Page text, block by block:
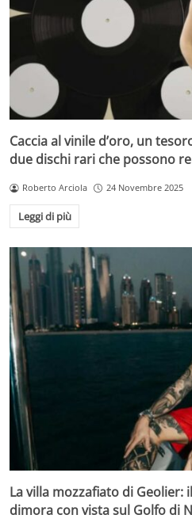
Caccia al vinile d’oro, un
due dischi rari che possono
Roberto Arciola 24 Novembre 2025
Leggi di più
La villa mozzafiato di
dimora con vista sul Golfo di